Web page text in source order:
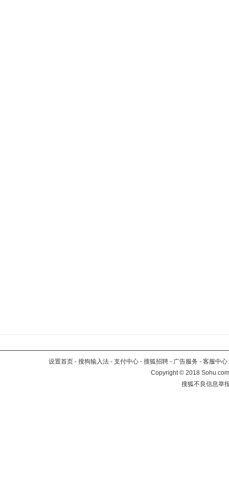
设置首页 - 搜狗输入法 - 支付中心 - 搜狐招聘 - 广告服务 - 客服中心
Copyright©2018
搜狐不良信息举